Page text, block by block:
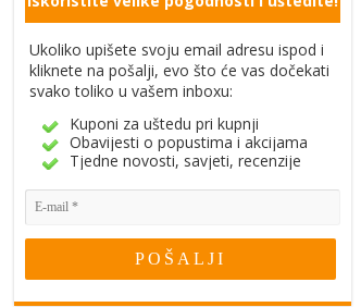
Ukoliko upišete svoju email adresu ispod i
kliknete na pošalji, evo što će vas dočekati
svako toliko u vašem inboxu:
Kuponi za uštedu pri kupnji
Obavijesti o popustima i akcijama
Tjedne novosti, savjeti, recenzije